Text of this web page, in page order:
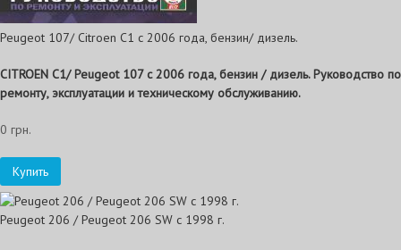
Peugeot 107/ Citroen C1 с 2006 года, бензин/ дизель.
CITROEN C1/ Peugeot 107 с 2006 года, бензин / дизель. Руководство по
ремонту, эксплуатации и техническому обслуживанию.
0 грн.
Купить
Peugeot 206 / Peugeot 206 SW c 1998 г.